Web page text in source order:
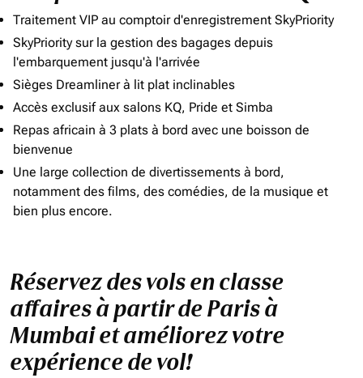
Traitement VIP au comptoir d'enregistrement SkyPriority
SkyPriority sur la gestion des bagages depuis
l'embarquement jusqu'à l'arrivée
Sièges Dreamliner à lit plat inclinables
Accès exclusif aux salons KQ, Pride et Simba
Repas africain à 3 plats à bord avec une boisson de
bienvenue
Une large collection de divertissements à bord,
notamment des films, des comédies, de la musique et
bien plus encore.
Réservez des vols en classe
affaires à partir de Paris à
Mumbai et améliorez votre
expérience de vol!